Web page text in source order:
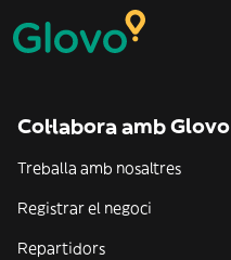
Col·labora amb Glovo
Treballa amb nosaltres
Registrar el negoci
Repartidors